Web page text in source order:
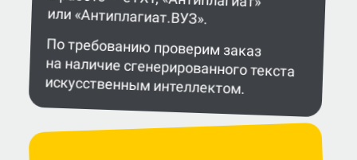
или «Антиплагиат.ВУЗ».
По требованию проверим заказ
на наличие сгенерированного текста
искусственным интеллектом.